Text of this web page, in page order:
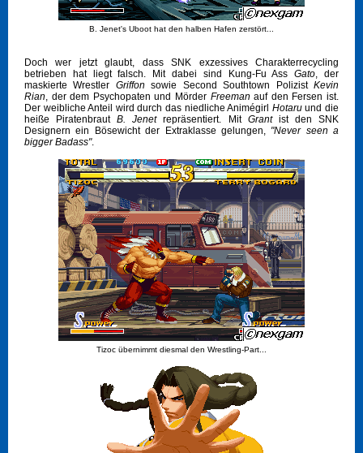
B. Jenet's Uboot hat den halben Hafen zerstört...
Doch wer jetzt glaubt, dass SNK exzessives Charakterrecycling
betrieben hat liegt falsch. Mit dabei sind Kung-Fu AssGato, der
maskierte Wrestler Griffon sowie Second Southtown PolizistKevin
Rian, der dem Psychopaten und Mörder Freeman auf den Fersen ist.
Der weibliche Anteil wird durch das niedliche Animégirl Hotaruund die
heiße PiratenbrautB. Jenetrepräsentiert. Mit Grantist den SNK
Designern ein Bösewicht der Extraklasse gelungen, "Never seen a
bigger Badass".
Tizoc übernimmt diesmal den Wrestling-Part...